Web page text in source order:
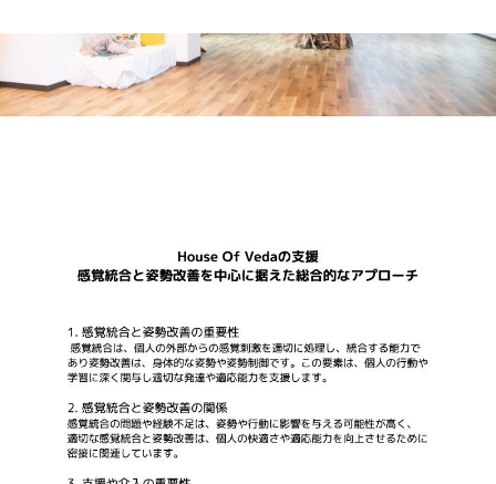
ブログ
フォトアルバム